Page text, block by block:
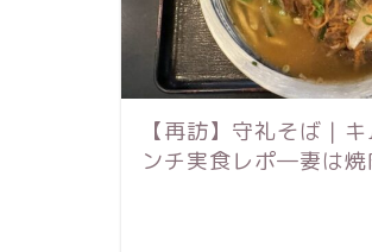
【再訪】守礼そば｜
ンチ実食レポ―妻は焼